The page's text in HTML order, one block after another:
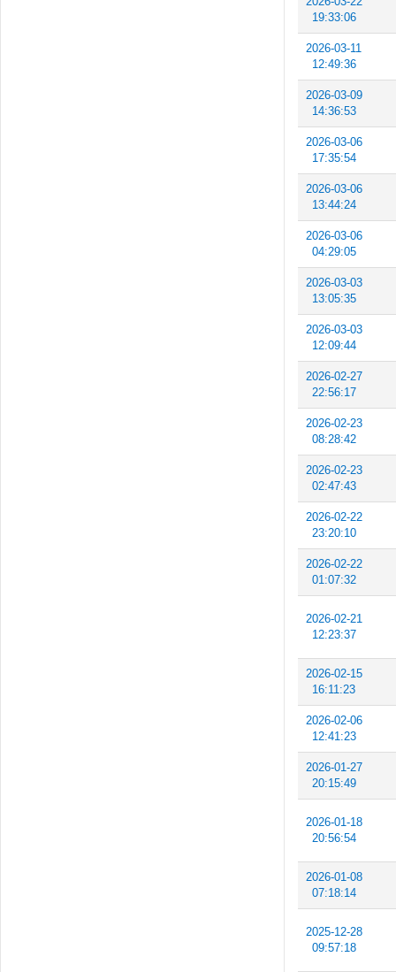
19:33:06
2026-03-11
12:49:36
2026-03-09
14:36:53
2026-03-06
17:35:54
2026-03-06
13:44:24
2026-03-06
04:29:05
2026-03-03
13:05:35
2026-03-03
12:09:44
2026-02-27
22:56:17
2026-02-23
08:28:42
2026-02-23
02:47:43
2026-02-22
23:20:10
2026-02-22
01:07:32
2026-02-21
12:23:37
2026-02-15
16:11:23
2026-02-06
12:41:23
2026-01-27
20:15:49
2026-01-18
20:56:54
2026-01-08
07:18:14
2025-12-28
09:57:18